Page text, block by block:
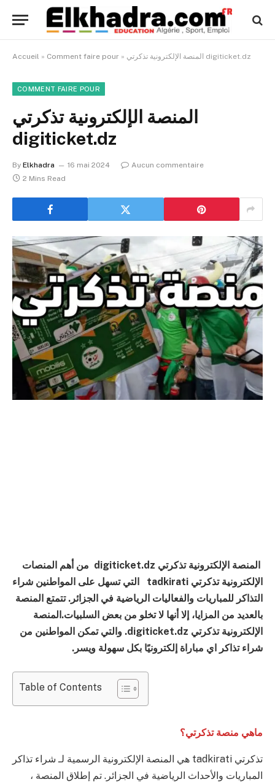
Accueil » Comment faire pour » المنصة الإلكترونية تذكرتي digiticket.dz
COMMENT FAIRE POUR
المنصة الإلكترونية تذكرتي
digiticket.dz
By Elkhadra 16 mai 2024
Aucun commentaire
2 Mins Read
المنصة الإلكترونية تذكرتي digiticket.dz من أهم المنصات
الإلكترونيةتذكرتي tadkirati
التي تسهل على المواطنين شراء
التذاكر للمباريات والفعاليات الرياضية في الجزائر. تتمتع المنصة
بالعديد من المزايا، إلا أنها لا تخلو من بعض السلبيات.المنصة
الإلكترونية تذكرتي digiticket.dz. والتي تمكن المواطنين من
شراء تذاكر اي مباراة إلكترونيًا بكل سهولة ويسر.
Table of Contents
ماهي منصة تذكرتي؟
تذكرتي tadkirati هي المنصة الإلكترونية الرسمية لـ شراء تذاكر
المباريات والأحداث الرياضية في الجزائر. تم إطلاق المنصة ،